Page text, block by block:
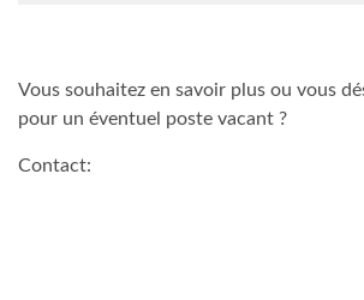
Vous souhaitez en savoir plus ou vous
pour un éventuel poste vacant ?
Contact: